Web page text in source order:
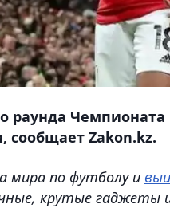
раунда
Zakon.kz.
мира по футболу и
крутые гаджеты